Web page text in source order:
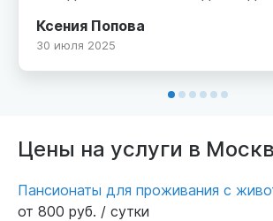
комментариев. Он всегда
Ксения Попова
30 июля 2025
Цены на услуги в
Пансионаты для проживания с
от 800 руб. / сутки